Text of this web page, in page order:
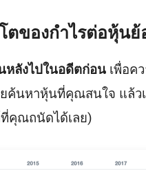
ตของกำไรต่อหุ้น
หลังไปในอดีตก่อน เพื่อค
ค้นหาหุ้นที่คุณสนใจ แล้ว
คุณถนัดได้เลย)